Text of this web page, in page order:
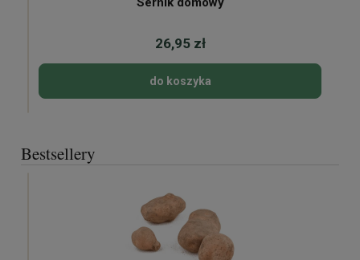
26,95 zł
do koszyka
Bestsellery